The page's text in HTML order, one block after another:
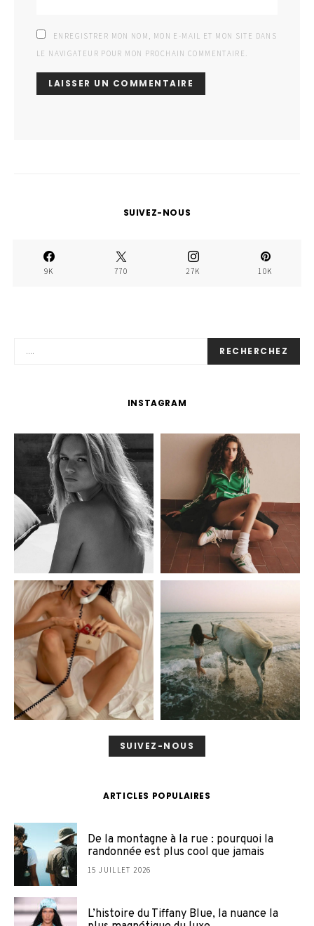
ENREGISTRER MON NOM, MON E-MAIL ET MON SITE DANS
LE NAVIGATEUR POUR MON PROCHAIN COMMENTAIRE.
SUIVEZ-NOUS
9K 770 27K 10K
RECHERCHEZ
INSTAGRAM
SUIVEZ-NOUS
ARTICLES POPULAIRES
De la montagne à la rue : pourquoi la
randonnée est plus cool que jamais
15 JUILLET 2026
L’histoire du Tiffany Blue, la nuance la